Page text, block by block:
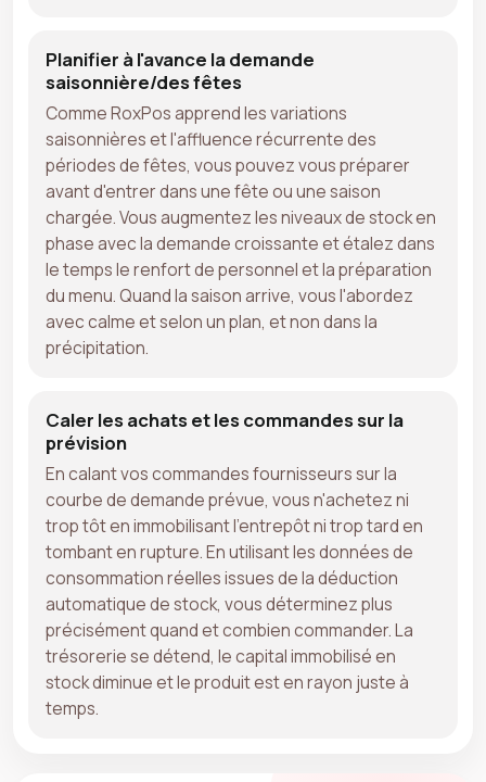
Planifier à l'avance la demande
saisonnière/des fêtes
Comme RoxPos apprend les variations
saisonnières et l'affluence récurrente des
périodes de fêtes, vous pouvez vous préparer
avant d'entrer dans une fête ou une saison
chargée. Vous augmentez les niveaux de stock en
phase avec la demande croissante et étalez dans
le temps le renfort de personnel et la préparation
du menu. Quand la saison arrive, vous l'abordez
avec calme et selon un plan, et non dans la
précipitation.
Caler les achats et les commandes sur la
prévision
En calant vos commandes fournisseurs sur la
courbe de demande prévue, vous n'achetez ni
trop tôt en immobilisant l'entrepôt ni trop tard en
tombant en rupture. En utilisant les données de
consommation réelles issues de la déduction
automatique de stock, vous déterminez plus
précisément quand et combien commander. La
trésorerie se détend, le capital immobilisé en
stock diminue et le produit est en rayon juste à
temps.